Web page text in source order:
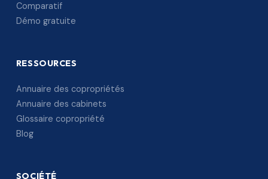
Comparatif
Démo gratuite
RESSOURCES
Annuaire des copropriétés
Annuaire des cabinets
Glossaire copropriété
Blog
SOCIÉTÉ